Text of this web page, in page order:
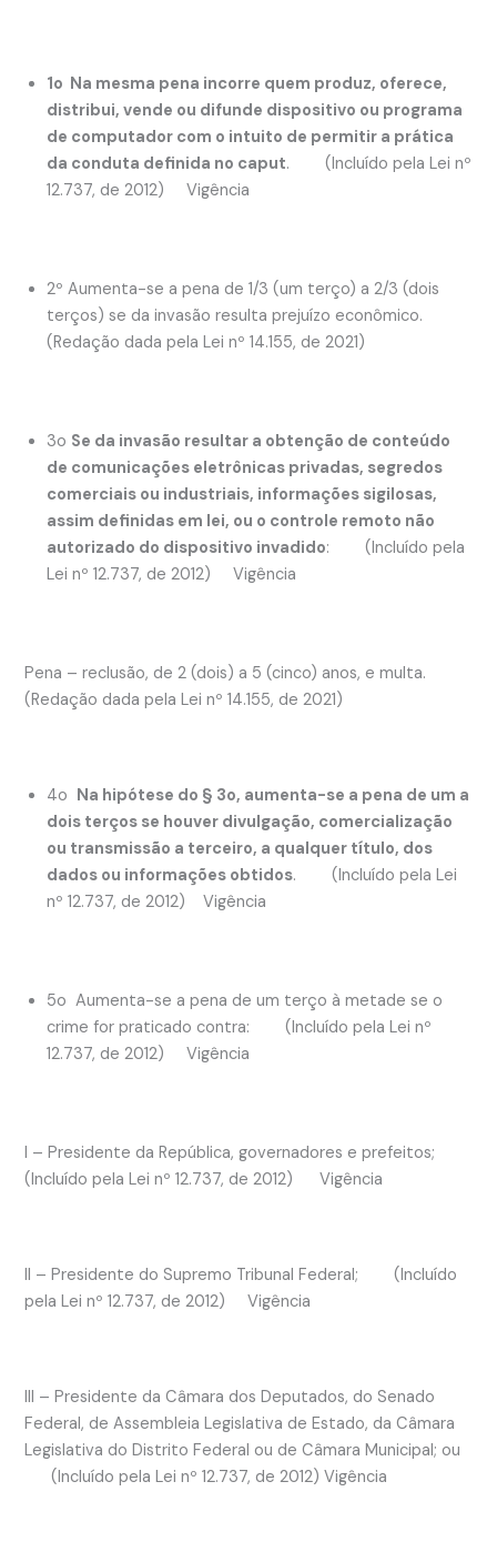
1o Na mesma pena incorre quem produz, oferece,
distribui, vende ou difunde dispositivo ou programa
de computador com o intuito de permitir a prática
da conduta definida no caput. (Incluído pela Lei nº
12.737, de 2012) Vigência
2º Aumenta-se a pena de 1/3 (um terço) a 2/3 (dois
terços) se da invasão resulta prejuízo econômico.
(Redação dada pela Lei nº 14.155, de 2021)
3o Se da invasão resultar a obtenção de conteúdo
de comunicações eletrônicas privadas, segredos
comerciais ou industriais, informações sigilosas,
assim definidas em lei, ou o controle remoto não
autorizado do dispositivo invadido: (Incluído pela
Lei nº 12.737, de 2012) Vigência
Pena – reclusão, de 2 (dois) a 5 (cinco) anos, e multa.
(Redação dada pela Lei nº 14.155, de 2021)
4o Na hipótese do § 3o, aumenta-se a pena de um a
dois terços se houver divulgação, comercialização
ou transmissão a terceiro, a qualquer título, dos
dados ou informações obtidos. (Incluído pela Lei
nº 12.737, de 2012) Vigência
5o Aumenta-se a pena de um terço à metade se o
crime for praticado contra: (Incluído pela Lei nº
12.737, de 2012) Vigência
I – Presidente da República, governadores e prefeitos;
(Incluído pela Lei nº 12.737, de 2012) Vigência
II – Presidente do Supremo Tribunal Federal; (Incluído
pela Lei nº 12.737, de 2012) Vigência
III – Presidente da Câmara dos Deputados, do Senado
Federal, de Assembleia Legislativa de Estado, da Câmara
Legislativa do Distrito Federal ou de Câmara Municipal; ou
(Incluído pela Lei nº 12.737, de 2012) Vigência